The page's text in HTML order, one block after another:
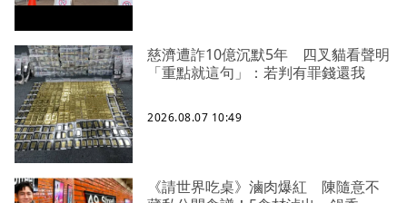
慈濟遭詐10億沉默5年 四叉貓看聲明
「重點就這句」：若判有罪錢還我
2026.08.07 10:49
《請世界吃桌》滷肉爆紅 陳隨意不